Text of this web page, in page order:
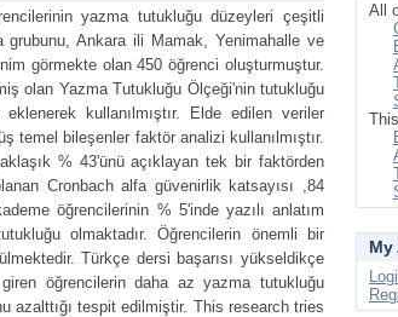
yazma tutukluğu düzeyleri çeşitli
grubunu, Ankara ili Mamak, Yenimahalle ve
görmekte olan 450 öğrenci oluşturmuştur.
olan Yazma Tutukluğu Ölçeği'nin tutukluğu
kullanılmıştır. Elde edilen veriler
temel bileşenler faktör analizi kullanılmıştır.
% 43'ünü açıklayan tek bir faktörden
Cronbach alfa güvenirlik katsayısı ,84
öğrencilerinin % 5'inde yazılı anlatım
olmaktadır. Öğrencilerin önemli bir
Türkçe dersi başarısı yükseldikçe
öğrencilerin daha az yazma tutukluğu
azalttığı tespit edilmiştir. This research tries
All